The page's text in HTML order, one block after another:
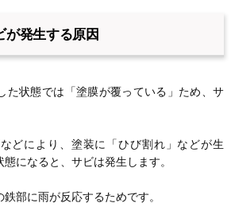
が発生する原因
た状態では「塗膜が覆っている」ため、サ
どにより、塗装に「ひび割れ」などが生
になると、サビは発生します。
部に雨が反応するためです。